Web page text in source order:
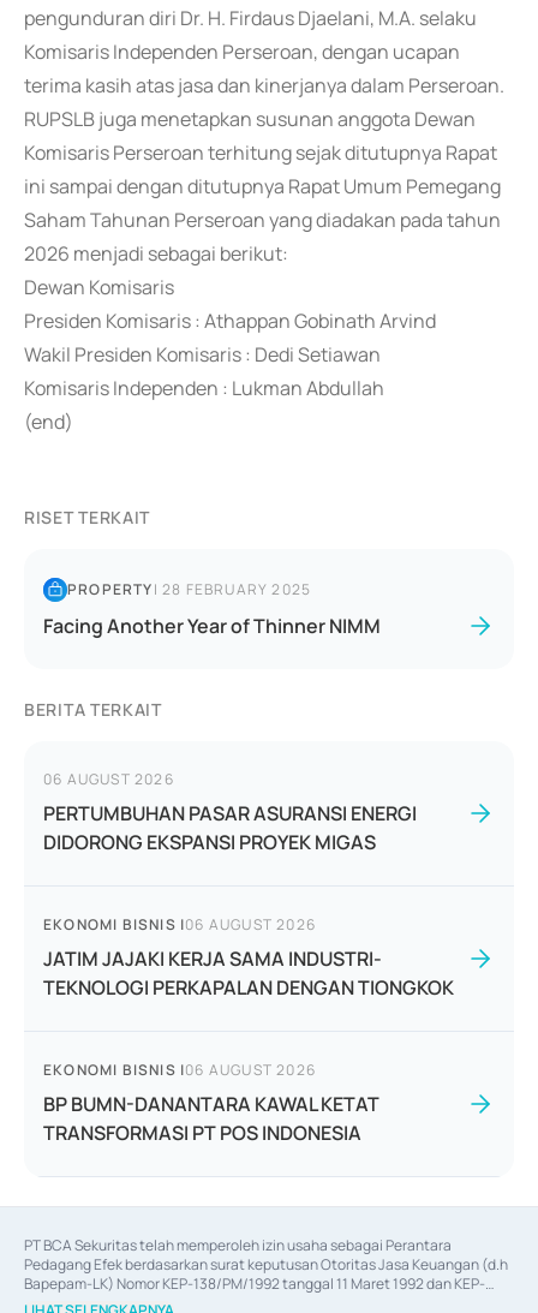
pengunduran diri Dr. H. Firdaus Djaelani, M.A. selaku
Komisaris Independen Perseroan, dengan ucapan
terima kasih atas jasa dan kinerjanya dalam Perseroan.
RUPSLB juga menetapkan susunan anggota Dewan
Komisaris Perseroan terhitung sejak ditutupnya Rapat
ini sampai dengan ditutupnya Rapat Umum Pemegang
Saham Tahunan Perseroan yang diadakan pada tahun
2026 menjadi sebagai berikut:
Dewan Komisaris
Presiden Komisaris : Athappan Gobinath Arvind
Wakil Presiden Komisaris : Dedi Setiawan
Komisaris Independen : Lukman Abdullah
(end)
RISET TERKAIT
PROPERTY|28 FEBRUARY 2025
Facing Another Year of Thinner NIMM
BERITA TERKAIT
06 AUGUST 2026
PERTUMBUHAN PASAR ASURANSI ENERGI
DIDORONG EKSPANSI PROYEK MIGAS
EKONOMI BISNIS |06 AUGUST 2026
JATIM JAJAKI KERJA SAMA INDUSTRI-
TEKNOLOGI PERKAPALAN DENGAN TIONGKOK
EKONOMI BISNIS |06 AUGUST 2026
BP BUMN-DANANTARA KAWAL KETAT
TRANSFORMASI PT POS INDONESIA
PT BCA Sekuritas telah memperoleh izin usaha sebagai Perantara
Pedagang Efek berdasarkan surat keputusan Otoritas Jasa Keuangan (d.h
Bapepam-LK) Nomor KEP-138/PM/1992 tanggal 11 Maret 1992 dan KEP-
06/D.04/2014 tanggal 28 Februari 2014, izin usaha sebagai Penjamin Emisi